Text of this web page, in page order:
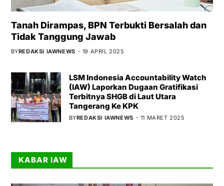
Tanah Dirampas, BPN Terbukti Bersalah dan
Tidak Tanggung Jawab
BYREDAKSI IAWNEWS 19 APRIL 2025
LSM Indonesia Accountability Watch
(IAW) Laporkan Dugaan Gratifikasi
Terbitnya SHGB di Laut Utara
Tangerang Ke KPK
BYREDAKSI IAWNEWS 11 MARET 2025
KABAR IAW